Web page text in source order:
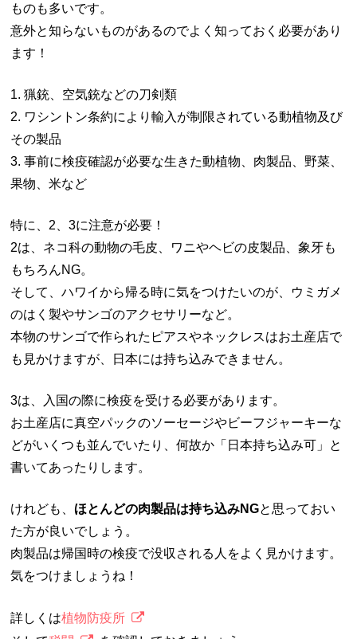
ものも多いです。
意外と知らないものがあるのでよく知っておく必要があり
ます！
1. 猟銃、空気銃などの刀剣類
2. ワシントン条約により輸入が制限されている動植物及び
その製品
3. 事前に検疫確認が必要な生きた動植物、肉製品、野菜、
果物、米など
特に、2、3に注意が必要！
2は、ネコ科の動物の毛皮、ワニやヘビの皮製品、象牙も
もちろんNG。
そして、ハワイから帰る時に気をつけたいのが、ウミガメ
のはく製やサンゴのアクセサリーなど。
本物のサンゴで作られたピアスやネックレスはお土産店で
も見かけますが、日本には持ち込みできません。
3は、入国の際に検疫を受ける必要があります。
お土産店に真空パックのソーセージやビーフジャーキーな
どがいくつも並んでいたり、何故か「日本持ち込み可」と
書いてあったりします。
けれども、 ほとんどの肉製品は持ち込みNGと思っておい
た方が良いでしょう。
肉製品は帰国時の検疫で没収される人をよく見かけます。
気をつけましょうね！
詳しくは植物防疫所